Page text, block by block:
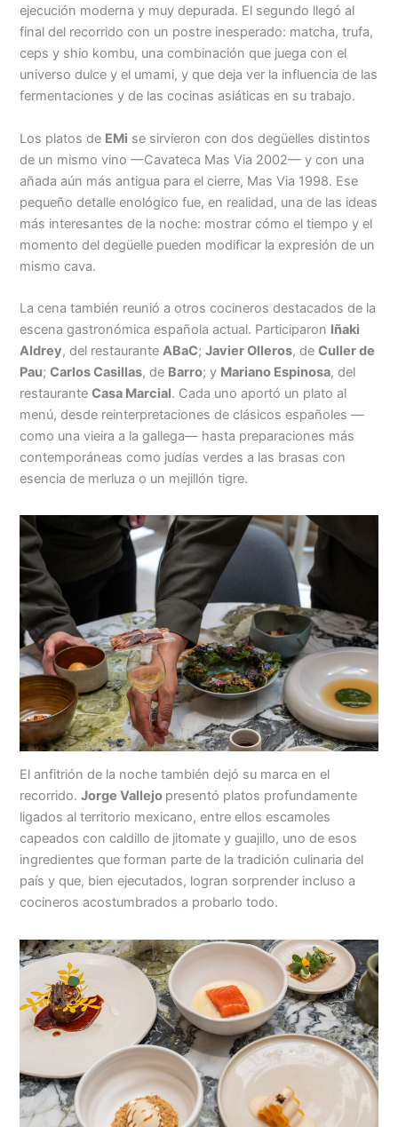
ejecución moderna y muy depurada. El segundo llegó al
final del recorrido con un postre inesperado: matcha, trufa,
ceps y shio kombu, una combinación que juega con el
universo dulce y el umami, y que deja ver la influencia de las
fermentaciones y de las cocinas asiáticas en su trabajo.
Los platos de EMi se sirvieron con dos degüelles distintos
de un mismo vino —Cavateca Mas Via 2002— y con una
añada aún más antigua para el cierre, Mas Via 1998. Ese
pequeño detalle enológico fue, en realidad, una de las ideas
más interesantes de la noche: mostrar cómo el tiempo y el
momento del degüelle pueden modificar la expresión de un
mismo cava.
La cena también reunió a otros cocineros destacados de la
escena gastronómica española actual. Participaron Iñaki
Aldrey, del restauranteABaC;Javier Olleros, deCuller de
Pau;Carlos Casillas, de Barro; y Mariano Espinosa, del
restauranteCasa Marcial. Cada uno aportó un plato al
menú, desde reinterpretaciones de clásicos españoles —
como una vieira a la gallega— hasta preparaciones más
contemporáneas como judías verdes a las brasas con
esencia de merluza o un mejillón tigre.
El anfitrión de la noche también dejó su marca en el
recorrido.Jorge Vallejo presentó platos profundamente
ligados al territorio mexicano, entre ellos escamoles
capeados con caldillo de jitomate y guajillo, uno de esos
ingredientes que forman parte de la tradición culinaria del
país y que, bien ejecutados, logran sorprender incluso a
cocineros acostumbrados a probarlo todo.